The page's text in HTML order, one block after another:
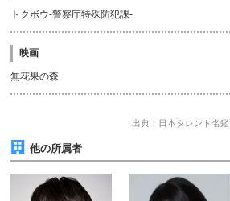
トクボウ-警察庁特殊防犯課-
映画
無花果の森
出典：日本タレント名鑑
他の所属者